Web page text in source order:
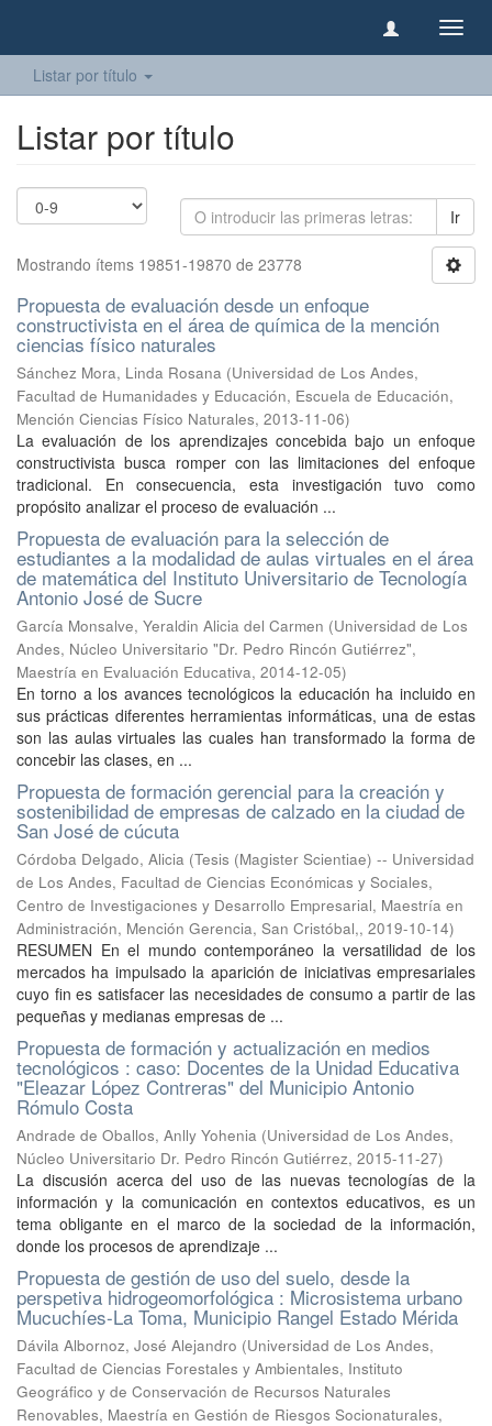
Listar por título
Listar por título
Ir
Mostrando ítems 19851-19870 de 23778
Propuesta de evaluación desde un enfoque
constructivista en el área de química de la mención
ciencias físico naturales
Sánchez Mora, Linda Rosana (Universidad de Los Andes,
Facultad de Humanidades y Educación, Escuela de Educación,
Mención Ciencias Físico Naturales, 2013-11-06)
La evaluación de los aprendizajes concebida bajo un enfoque
constructivista busca romper con las limitaciones del enfoque
tradicional. En consecuencia, esta investigación tuvo como
propósito analizar el proceso de evaluación ...
Propuesta de evaluación para la selección de
estudiantes a la modalidad de aulas virtuales en el área
de matemática del Instituto Universitario de Tecnología
Antonio José de Sucre
García Monsalve, Yeraldin Alicia del Carmen (Universidad de Los
Andes, Núcleo Universitario "Dr. Pedro Rincón Gutiérrez",
Maestría en Evaluación Educativa, 2014-12-05)
En torno a los avances tecnológicos la educación ha incluido en
sus prácticas diferentes herramientas informáticas, una de estas
son las aulas virtuales las cuales han transformado la forma de
concebir las clases, en ...
Propuesta de formación gerencial para la creación y
sostenibilidad de empresas de calzado en la ciudad de
San José de cúcuta
Córdoba Delgado, Alicia (Tesis (Magister Scientiae) -- Universidad
de Los Andes, Facultad de Ciencias Económicas y Sociales,
Centro de Investigaciones y Desarrollo Empresarial, Maestría en
Administración, Mención Gerencia, San Cristóbal,, 2019-10-14)
RESUMEN En el mundo contemporáneo la versatilidad de los
mercados ha impulsado la aparición de iniciativas empresariales
cuyo fin es satisfacer las necesidades de consumo a partir de las
pequeñas y medianas empresas de ...
Propuesta de formación y actualización en medios
tecnológicos : caso: Docentes de la Unidad Educativa
"Eleazar López Contreras" del Municipio Antonio
Rómulo Costa
Andrade de Oballos, Anlly Yohenia (Universidad de Los Andes,
Núcleo Universitario Dr. Pedro Rincón Gutiérrez, 2015-11-27)
La discusión acerca del uso de las nuevas tecnologías de la
información y la comunicación en contextos educativos, es un
tema obligante en el marco de la sociedad de la información,
donde los procesos de aprendizaje ...
Propuesta de gestión de uso del suelo, desde la
perspetiva hidrogeomorfológica : Microsistema urbano
Mucuchíes-La Toma, Municipio Rangel Estado Mérida
Dávila Albornoz, José Alejandro (Universidad de Los Andes,
Facultad de Ciencias Forestales y Ambientales, Instituto
Geográfico y de Conservación de Recursos Naturales
Renovables, Maestría en Gestión de Riesgos Socionaturales,